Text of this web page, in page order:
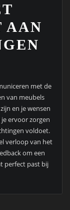
AAN
met de
van meubels
en je wensen
ervoor zorgen
voldoet.
verloop van het
om een
perfect past bij